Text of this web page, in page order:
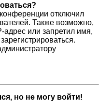
отключил
Также возможно,
адрес или запретил имя,
но не могу войти!